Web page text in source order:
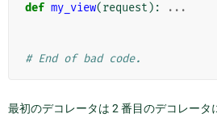
def my_view(request ): ...
# End of bad code.
最初のデコレータは 2 番目のデコレータ